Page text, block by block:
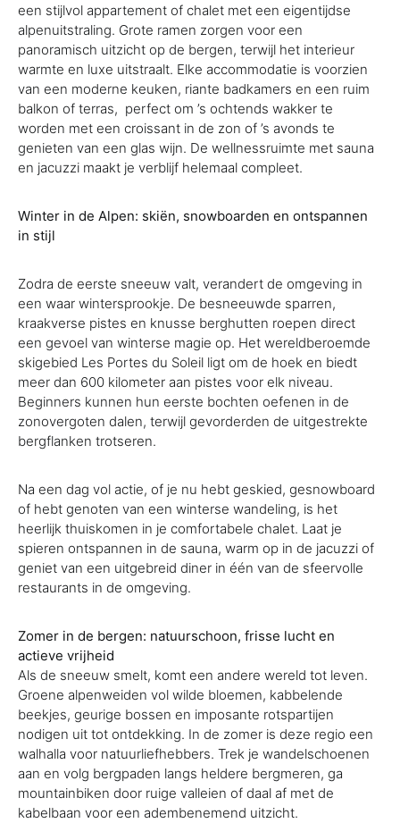
een stijlvol appartement of chalet met een eigentijdse
alpenuitstraling. Grote ramen zorgen voor een
panoramisch uitzicht op de bergen, terwijl het interieur
warmte en luxe uitstraalt. Elke accommodatie is voorzien
van een moderne keuken, riante badkamers en een ruim
balkon of terras, perfect om ’s ochtends wakker te
worden met een croissant in de zon of ’s avonds te
genieten van een glas wijn. De wellnessruimte met sauna
en jacuzzi maakt je verblijf helemaal compleet.
Winter in de Alpen: skiën, snowboarden en ontspannen
in stijl
Zodra de eerste sneeuw valt, verandert de omgeving in
een waar wintersprookje. De besneeuwde sparren,
kraakverse pistes en knusse berghutten roepen direct
een gevoel van winterse magie op. Het wereldberoemde
skigebied Les Portes du Soleil ligt om de hoek en biedt
meer dan 600 kilometer aan pistes voor elk niveau.
Beginners kunnen hun eerste bochten oefenen in de
zonovergoten dalen, terwijl gevorderden de uitgestrekte
bergflanken trotseren.
Na een dag vol actie, of je nu hebt geskied, gesnowboard
of hebt genoten van een winterse wandeling, is het
heerlijk thuiskomen in je comfortabele chalet. Laat je
spieren ontspannen in de sauna, warm op in de jacuzzi of
geniet van een uitgebreid diner in één van de sfeervolle
restaurants in de omgeving.
Zomer in de bergen: natuurschoon, frisse lucht en
actieve vrijheid
Als de sneeuw smelt, komt een andere wereld tot leven.
Groene alpenweiden vol wilde bloemen, kabbelende
beekjes, geurige bossen en imposante rotspartijen
nodigen uit tot ontdekking. In de zomer is deze regio een
walhalla voor natuurliefhebbers. Trek je wandelschoenen
aan en volg bergpaden langs heldere bergmeren, ga
mountainbiken door ruige valleien of daal af met de
kabelbaan voor een adembenemend uitzicht.